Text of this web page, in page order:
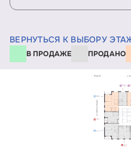
ВЕРНУТЬСЯ К ВЫБОРУ
В ПРОДАЖЕ ПРОДАНО